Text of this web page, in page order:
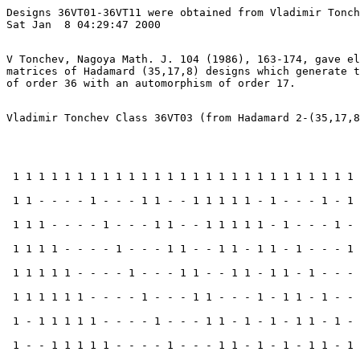
Designs 36VT01-36VT11 were obtained from Vladimir
Sat Jan  8 04:29:47 2000
V Tonchev, Nagoya Math. J. 104 (1986), 163-174, gave
matrices of Hadamard (35,17,8) designs which generate
Vladimir Tonchev Class 36VT03 (from Hadamard 2-
1 1 1 1 1 1 1 1 1 1 1 1 1 1 1 1 1 1 1 1 1 1 1 1 1 1 1
1 1 - - - - 1 - - - 1 1 - - 1 1 1 1 1 - 1 - - - 1 - 1
1 1 1 - - - - 1 - - - 1 1 - - 1 1 1 1 1 - 1 - - - 1 -
1 1 1 1 - - - - 1 - - - 1 1 - - 1 1 - 1 1 - 1 - - - 1
1 1 1 1 1 - - - - 1 - - - 1 1 - - 1 1 - 1 1 - 1 - - -
1 1 1 1 1 1 - - - - 1 - - - 1 1 - - - 1 - 1 1 - 1 - -
1 - 1 1 1 1 1 - - - - 1 - - - 1 1 - 1 - 1 - 1 1 - 1
1 - - 1 1 1 1 1 - - - - 1 - - - 1 1 - 1 - 1 - 1 1 -